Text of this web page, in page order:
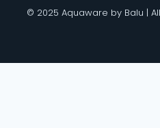
© 2025 Aquaware by Balu |